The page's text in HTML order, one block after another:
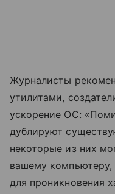
Журналисты
утилитами,
ускорение ОС:
дублируют
некоторые из них
вашему компьютеру,
для проникновения